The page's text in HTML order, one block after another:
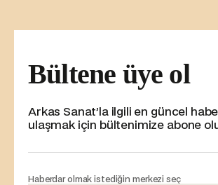
Bültene üye ol
Arkas Sanat’la ilgili en güncel
ulaşmak için bültenimize abone
Haberdar olmak istediğin merkezi seç